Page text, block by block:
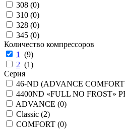
308 (0)
310 (0)
328 (0)
345 (0)
Количество компрессоров
1
(9)
2 (1)
Серия
46-ND (ADVANCE
4400ND «FULL NO FROST»
ADVANCE (0)
Classic (2)
COMFORT (0)